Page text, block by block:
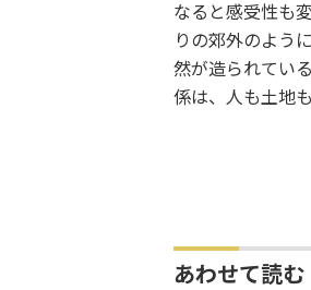
なると感受性も
りの郊外のよう
然が造られてい
係は、人も土地
あわせて読む